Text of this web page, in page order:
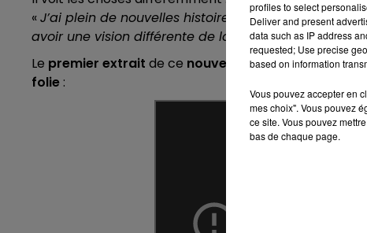
«J’ai plein de nouvelles histoires, j’ai grandi. Après
avoir une vision différente de la vie. J’ai besoin de
Le premier extrait de ce nouvel albumest "J'en Suis
folie :
profiles to select
Deliver and present
data such as IP address
requested; Use precise
based on information
Vous pouvez accepter en
mes choix". Vous pouvez
ce site. Vous pouvez
bas de chaque page.